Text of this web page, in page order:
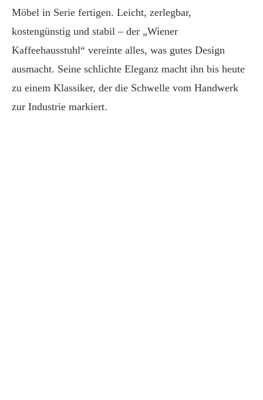
Möbel in Serie fertigen. Leicht, zerlegbar,
kostengünstig und stabil – der „Wiener
Kaffeehausstuhl“ vereinte alles, was gutes Design
ausmacht. Seine schlichte Eleganz macht ihn bis heute
zu einem Klassiker, der die Schwelle vom Handwerk
zur Industrie markiert.